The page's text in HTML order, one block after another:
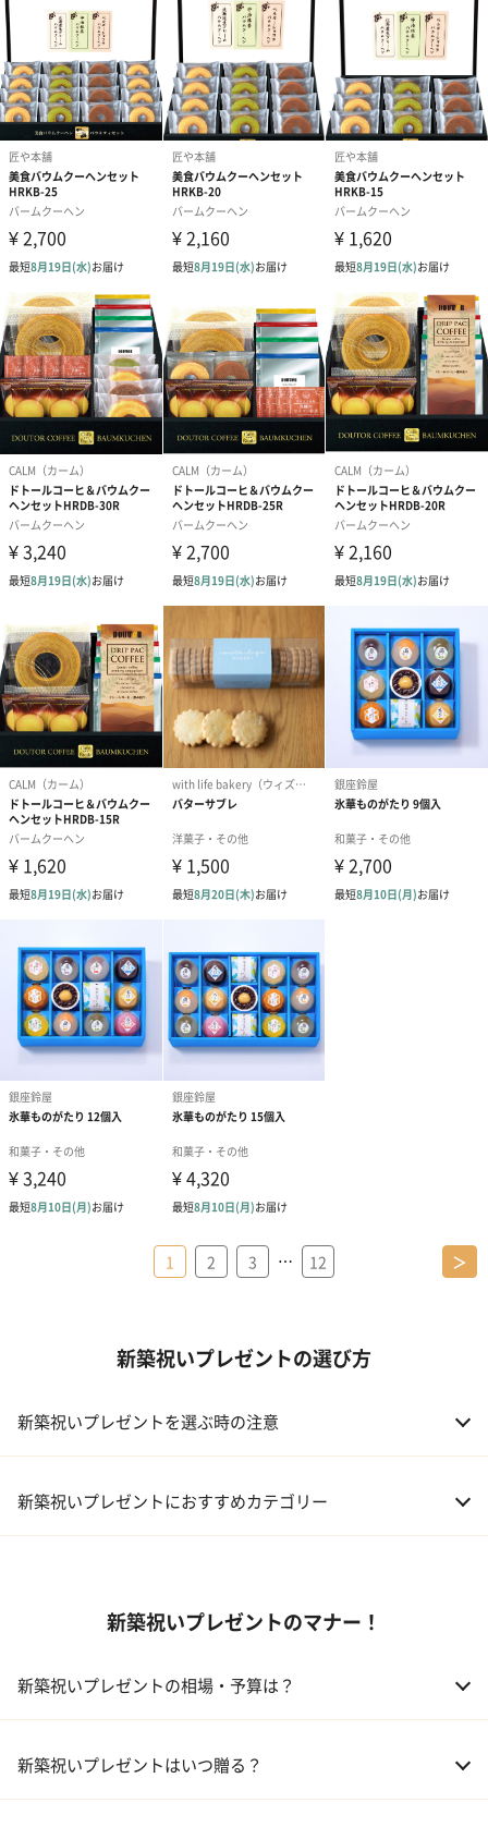
1 2 3 … 12 ＞
新築祝いプレゼントの選び方
新築祝いプレゼントを選ぶ時の注意
新築祝いプレゼントにおすすめカテゴリー
03 アルコール
05 ハーバリウム
新築祝いプレゼントのマナー！
新築祝いプレゼントの相場・予算は？
02 両親 10,000～50,000円
新築祝いプレゼントはいつ贈る？